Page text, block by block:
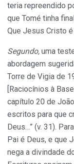
teria repreendido
que Tomé tinha
Que Jesus Cristo
Segundo, uma
abordagem
Torre de Vigia de
[Raciocínios à
capítulo 20 de
escritos para que
Deus…” (v. 31).
Pai é Deus, e que
nega a divindade